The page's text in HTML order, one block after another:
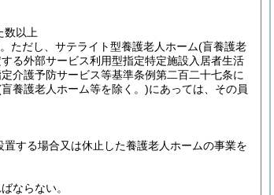
数以上
ただし、サテライト型養護老人ホーム(盲養護老
る外部サービス利用型指定特定施設入居者生活
介護予防サービス等基準条例第二百二十七条に
養護老人ホーム等を除く。)にあっては、その員
する場合又は休止した養護老人ホームの事業を
ならない。